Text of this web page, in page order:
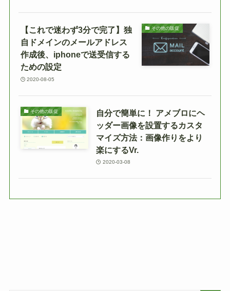
その他の販促
【これで迷わず3分で完了】独
自ドメインのメールアドレス
作成後、iphoneで送受信する
ための設定
2020-08-05
その他の販促
自分で簡単に！ アメブロにヘ
ッダー画像を設置するカスタ
マイズ方法：画像作りをより
楽にするVr.
2020-03-08